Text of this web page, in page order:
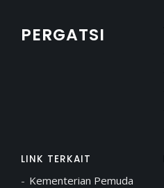
PERGATSI
LINK TERKAIT
Kementerian Pemuda